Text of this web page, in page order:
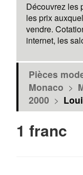
Découvrez les
les prix
vendre.
internet, les
Pièces
Monaco >
2000 >
1 franc